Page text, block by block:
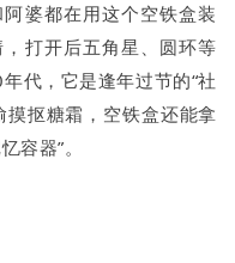
婆都在用这个空铁盒装
打开后五角星、圆环等
代，它是逢年过节的“社
抠糖霜，空铁盒还能拿
容器”。